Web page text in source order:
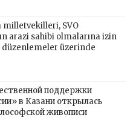
milletvekilleri, SVO
arazi sahibi olmalarına izin
düzenlemeler üzerinde
поддержки
в Казани открылась
живописи